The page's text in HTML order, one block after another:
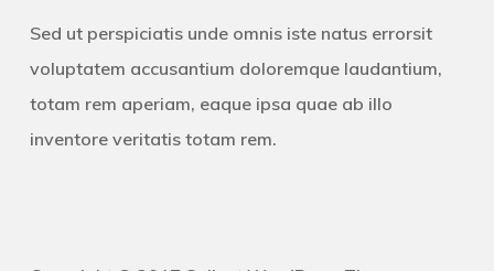
Sed ut perspiciatis unde omnis iste natus errorsit
voluptatem accusantium doloremque laudantium,
totam rem aperiam, eaque ipsa quae ab illo
inventore veritatis totam rem.